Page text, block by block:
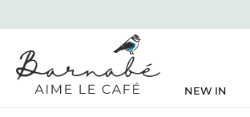
NEW IN